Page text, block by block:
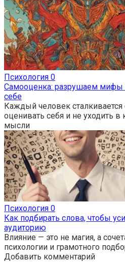
Психология 0
Самооценка: разрушаем мифы
себе
Каждый человек
оценивать себя и не уходить
мысли
Психология 0
Как подбирать слова, чтобы
аудиторию
Влияние — это не магия, а
психологии и грамотного
Добавить комментарий